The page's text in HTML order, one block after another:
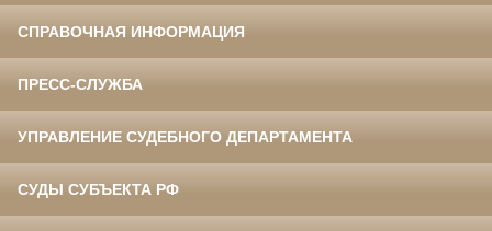
СПРАВОЧНАЯ ИНФОРМАЦИЯ
ПРЕСС-СЛУЖБА
УПРАВЛЕНИЕ СУДЕБНОГО ДЕПАРТАМЕНТА
СУДЫ СУБЪЕКТА РФ